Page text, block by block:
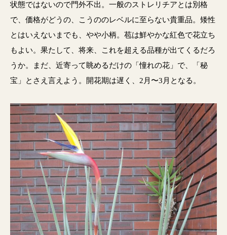
状態ではないので門外不出。一般のストレリチアとは別格
で、価格がどうの、こうののレベルに至らない貴重品。矮性
とはいえないまでも、やや小柄。苞は鮮やかな紅色で花立ち
もよい。果たして、将来、これを超える品種が出てくるだろ
うか。まだ、近寄って眺めるだけの「憧れの花」で、「秘
宝」とさえ言えよう。開花期は遅く、2月〜3月となる。